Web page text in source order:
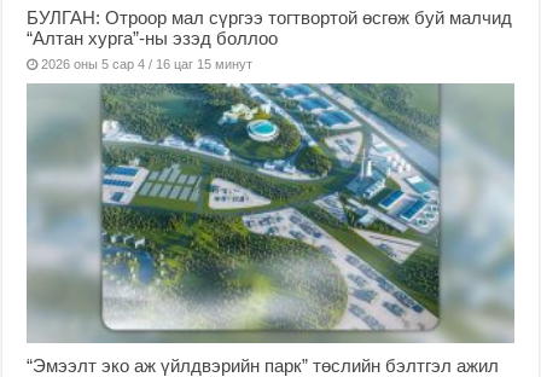
БУЛГАН: Отроор мал сүргээ тогтвортой өсгөж буй малчид
“Алтан хурга”-ны эзэд боллоо
2026 оны 5 сар 4 / 16 цаг 15 минут
“Эмээлт эко аж үйлдвэрийн парк” төслийн бэлтгэл ажил